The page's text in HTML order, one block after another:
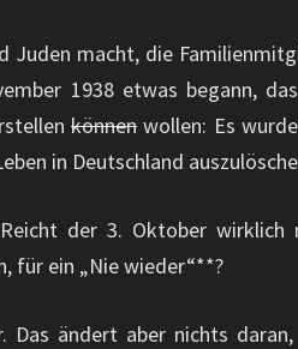
Juden macht, die
1938 etwas begann,
können wollen: Es
in Deutschland
der 3. Oktober wirklich
für ein „Nie wieder“**?
ändert aber nichts